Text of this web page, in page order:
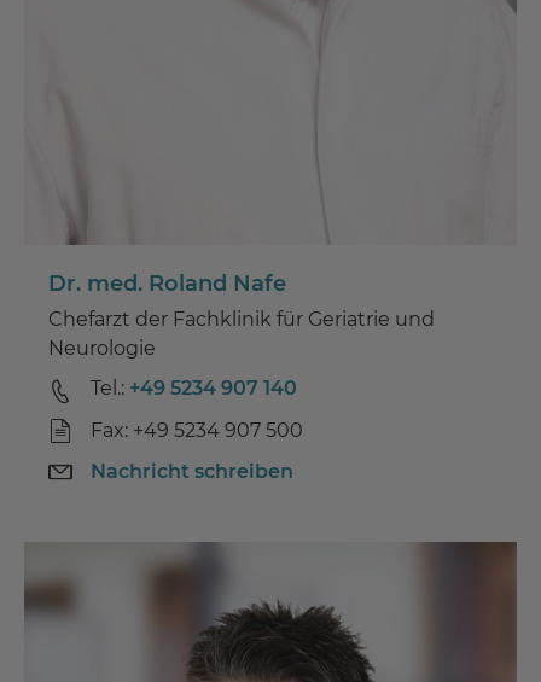
Dr. med. Roland Nafe
Chefarzt der Fachklinik für Geriatrie und
Neurologie
Tel.: +49 5234 907 140
Fax: +49 5234 907 500
Nachricht schreiben